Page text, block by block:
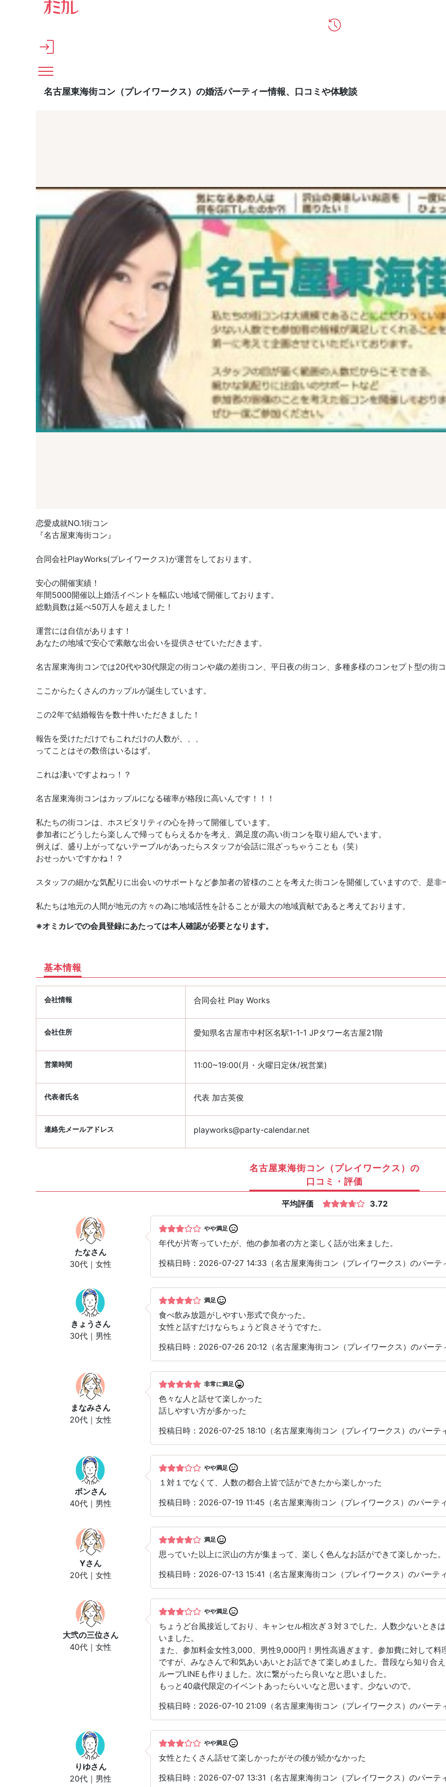
メインコンテンツへスキップ
名古屋東海街コン（プレイワークス）の婚活パーティー情報、口コミや体験談
恋愛成就NO.1街コン
『名古屋東海街コン』
合同会社PlayWorks(プレイワークス)が運営をしております。
安心の開催実績！
年間5000開催以上婚活イベントを幅広い地域で開催しております。
総動員数は延べ50万人を超えました！
運営には自信があります！
あなたの地域で安心で素敵な出会いを提供させていただきます。
名古屋東海街コンでは20代や30代限定の街コンや歳の差街コン、平日夜の街コン、多種多様のコンセプト型の街
ここからたくさんのカップルが誕生しています。
この2年で結婚報告を数十件いただきました！
報告を受けただけでもこれだけの人数が、、、
ってことはその数倍はいるはず。
これは凄いですよねっ！？
名古屋東海街コンはカップルになる確率が格段に高いんです！！！
私たちの街コンは、ホスピタリティの心を持って開催しています。
参加者にどうしたら楽しんで帰ってもらえるかを考え、満足度の高い街コンを取り組んでいます。
例えば、盛り上がってないテーブルがあったらスタッフが会話に混ざっちゃうことも（笑）
おせっかいですかね！？
スタッフの細かな気配りに出会いのサポートなど参加者の皆様のことを考えた街コンを開催していますので、是非
私たちは地元の人間が地元の方々の為に地域活性を計ることが最大の地域貢献であると考えております。
※オミカレでの会員登録にあたっては本人確認が必要となります。
基本情報
会社情報 合同会社 Play Works
会社住所 愛知県名古屋市中村区名駅1-1-1 JPタワー名古屋21階
営業時間 11:00~19:00(月・火曜日定休/祝営業)
代表者氏名 代表 加古英俊
連絡先メールアドレス playworks@party-calendar.net
名古屋東海街コン（プレイワークス）の
口コミ・評価
平均評価 3.72
たなさん
30代｜女性
やや満足
年代が片寄っていたが、他の参加者の方と楽しく話が出来ました。
投稿日時：2026-07-27 14:33（名古屋東海街コン（プレイワークス）のパーテ
きょう さん
30代｜男性
満足
食べ飲み放題がしやすい形式で良かった。
女性と話すだけならちょうど良さそうですた。
投稿日時：2026-07-26 20:12（名古屋東海街コン（プレイワークス）のパーテ
まなみさん
20代｜女性
非常に満足
色々な人と話せて楽しかった
話しやすい方が多かった
投稿日時：2026-07-25 18:10（名古屋東海街コン（プレイワークス）のパーテ
ボンさん
40代｜男性
やや満足
１対１でなくて、人数の都合上皆で話ができたから楽しかった
投稿日時：2026-07-19 11:45（名古屋東海街コン（プレイワークス）のパーティ
Yさん
20代｜女性
満足
思っていた以上に沢山の方が集まって、楽しく色んなお話ができて楽しかった。
投稿日時：2026-07-13 15:41（名古屋東海街コン（プレイワークス）のパーティ
大弐の三位さん
40代｜女性
やや満足
ちょうど台風接近しており、キャンセル相次ぎ３対３でした。人数少ないとき
いました。
また、参加料金女性3,000、男性9,000円！男性高過ぎます。参加費に対して料
ですが、みなさんで和気あいあいとお話できて楽しめました。普段なら知り合
ループLINEも作りました。次に繋がったら良いなと思いました。
もっと40歳代限定のイベントあったらいいなと思います。少ないので。
投稿日時：2026-07-10 21:09（名古屋東海街コン（プレイワークス）のパーテ
りゆさん
20代｜男性
やや満足
女性とたくさん話せて楽しかったがその後が続かなかった
投稿日時：2026-07-07 13:31（名古屋東海街コン（プレイワークス）のパーテ